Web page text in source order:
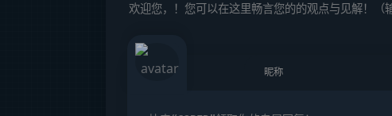
欢迎您，！您可以在这里畅言您的的观点与见解！（